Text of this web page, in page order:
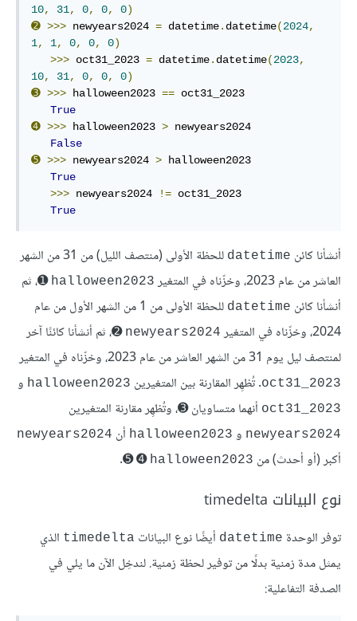
10, 31, 0, 0, 0)
➋ >>> newyears2024 = datetime. datetime(2024,
1, 1, 0, 0, 0)
>>> oct31_2023 = datetime. datetime(2023,
10, 31, 0, 0, 0)
➌ >>> halloween2023 == oct31_2023
True
➍ >>> halloween2023 > newyears2024
False
➎ >>> newyears2024 > halloween2023
True
>>> newyears2024 != oct31_2023
True
أنشأنا كائن datetime
للحظة الأولى (منتصف الليل) من 31 من الشهر
العاشر من عام 2023، وخزّناه في المتغير
halloween2023 ➊، ثم
أنشأنا كائن datetime
للحظة الأولى من 1 من الشهر الأول من عام
2024، وخزّناه في المتغير
newyears2024 ➋، ثم أنشأنا كائنًا آخر
لمنتصف ليل يوم 31 من الشهر العاشر من عام 2023، وخزّناه في المتغير
oct31_2023. تُظهِر المقارنة بين المتغيرين halloween2023 و
oct31_2023 أنهما متساويان ➌، وتُظهِر مقارنة المتغيرين
newyears2024 و halloween2023 أن newyears2024
أكبر (أو أحدث) من halloween2023
➍ ➎.
نوع البيانات timedelta
توفر الوحدة datetime أيضًا نوع البيانات timedelta الذي
يمثل مدة زمنية بدلًا من توفير لحظة زمنية. لندخِل الآن ما يلي في
الصدفة التفاعلية: